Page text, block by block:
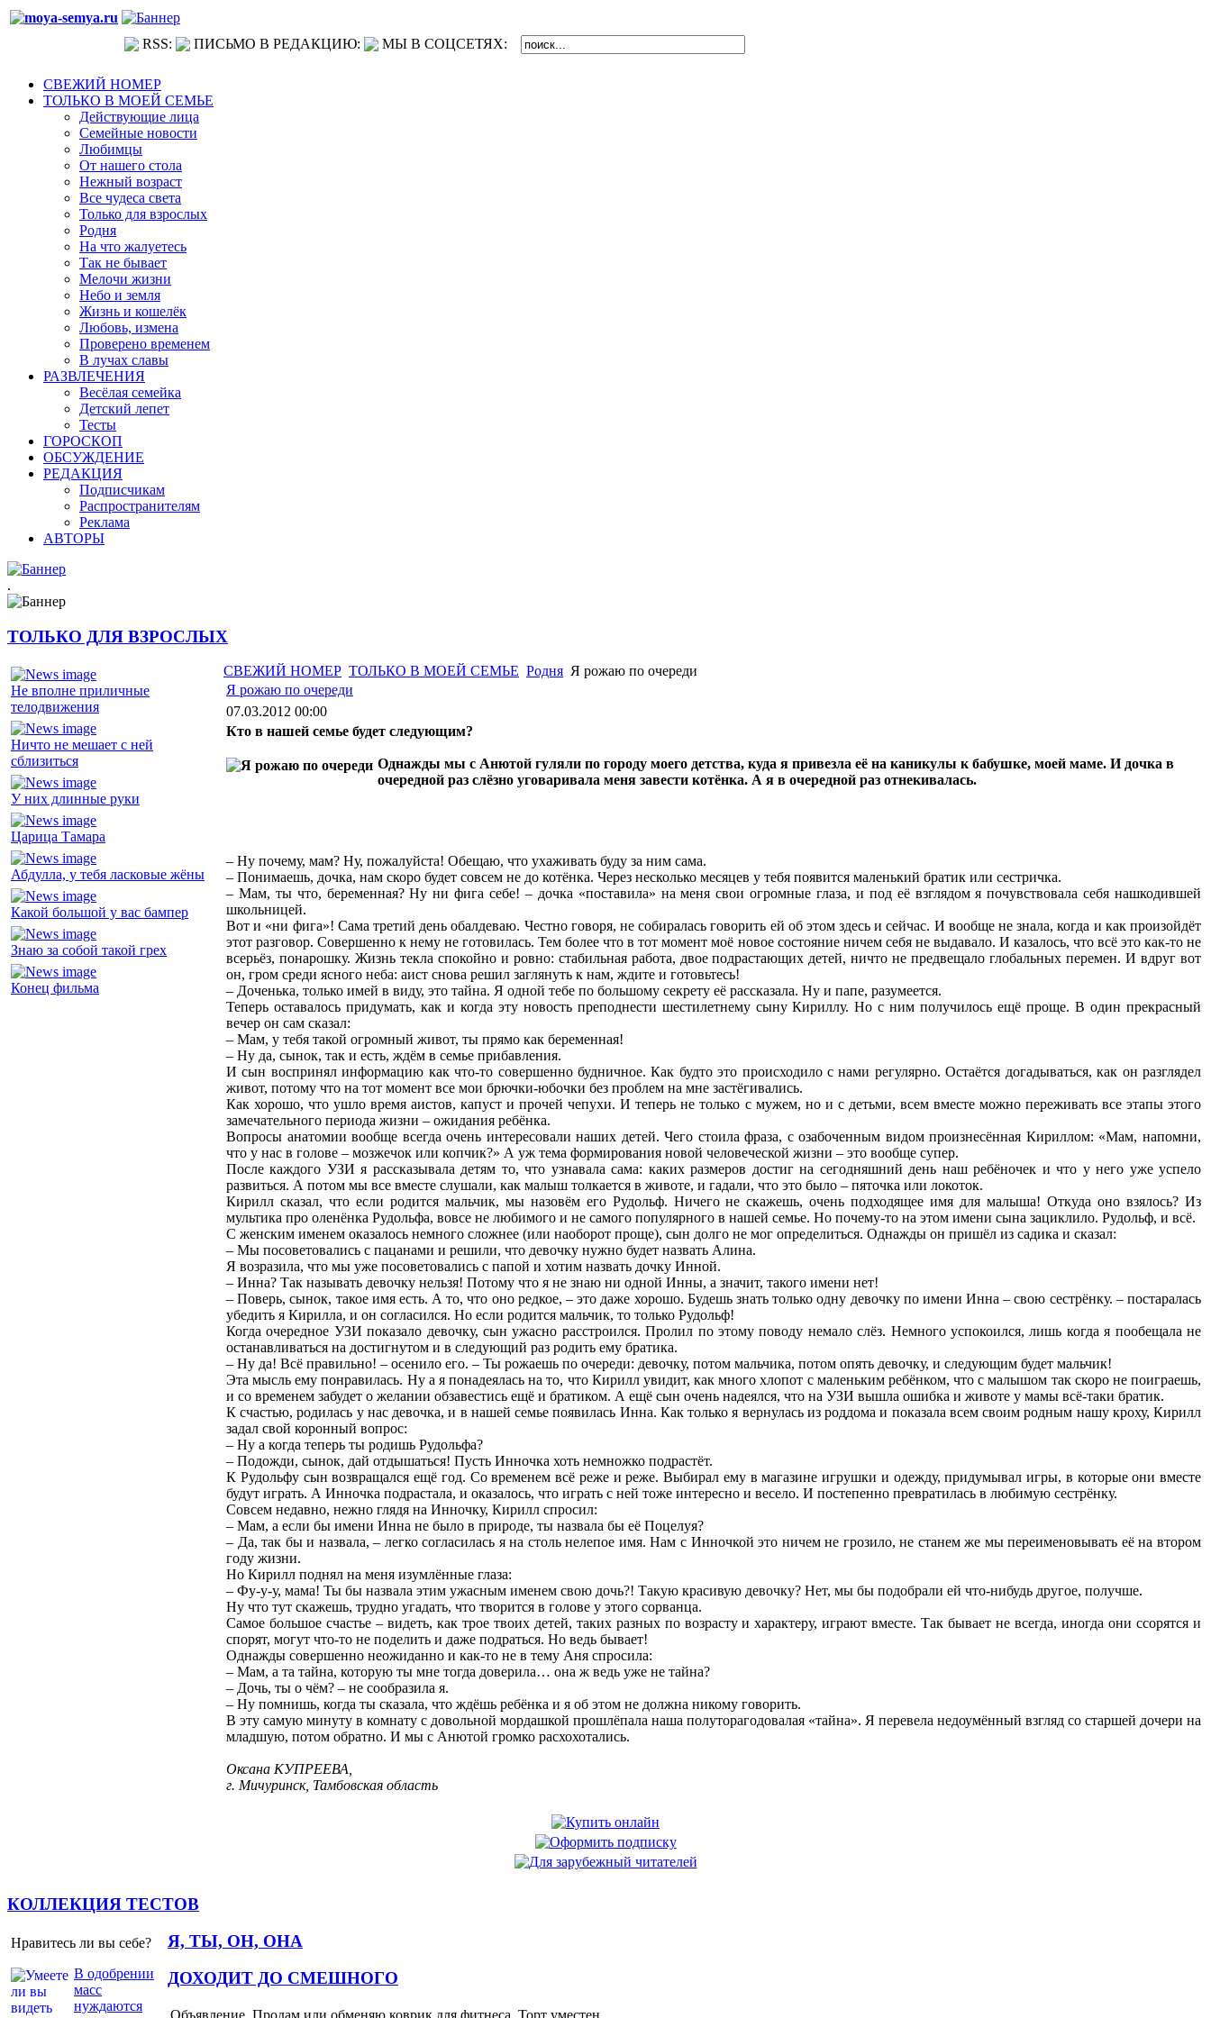
RSS: ПИСЬМО В РЕДАКЦИЮ: МЫ В СОЦСЕТЯХ:
СВЕЖИЙ НОМЕР
ТОЛЬКО В МОЕЙ СЕМЬЕ
Действующие лица
Семейные новости
Любимцы
От нашего стола
Нежный возраст
Все чудеса света
Только для взрослых
Родня
На что жалуетесь
Так не бывает
Мелочи жизни
Небо и земля
Жизнь и кошелёк
Любовь, измена
Проверено временем
В лучах славы
РАЗВЛЕЧЕНИЯ
Весёлая семейка
Детский лепет
Тесты
ГОРОСКОП
ОБСУЖДЕНИЕ
РЕДАКЦИЯ
Подписчикам
Распространителям
Реклама
АВТОРЫ
.
ТОЛЬКО ДЛЯ ВЗРОСЛЫХ
Не вполне приличные
телодвижения
Ничто не мешает с ней
сблизиться
У них длинные руки
Царица Тамара
Абдулла, у тебя ласковые жёны
Какой большой у вас бампер
Знаю за собой такой грех
Конец фильма
СВЕЖИЙ НОМЕР ТОЛЬКО В МОЕЙ СЕМЬЕ Родня Я рожаю по очереди
Я рожаю по очереди
07.03.2012 00:00
Кто в нашей семье будет следующим?
Однажды мы с Анютой гуляли по городу моего детства, куда я привезла её на каникулы к бабушке, моей маме. И дочка в
очередной раз слёзно уговаривала меня завести котёнка. А я в очередной раз отнекивалась.
– Ну почему, мам? Ну, пожалуйста! Обещаю, что ухаживать буду за ним сама.
– Понимаешь, дочка, нам скоро будет совсем не до котёнка. Через несколько месяцев у тебя появится маленький братик или сестричка.
– Мам, ты что, беременная? Ну ни фига себе! – дочка «поставила» на меня свои огромные глаза, и под её взглядом я почувствовала себя нашкодившей
школьницей.
Вот и «ни фига»! Сама третий день обалдеваю. Честно говоря, не собиралась говорить ей об этом здесь и сейчас. И вообще не знала, когда и как произойдёт
этот разговор. Совершенно к нему не готовилась. Тем более что в тот момент моё новое состояние ничем себя не выдавало. И казалось, что всё это как-то не
всерьёз, понарошку. Жизнь текла спокойно и ровно: стабильная работа, двое подрастающих детей, ничто не предвещало глобальных перемен. И вдруг вот
он, гром среди ясного неба: аист снова решил заглянуть к нам, ждите и готовьтесь!
– Доченька, только имей в виду, это тайна. Я одной тебе по большому секрету её рассказала. Ну и папе, разумеется.
Теперь оставалось придумать, как и когда эту новость преподнести шестилетнему сыну Кириллу. Но с ним получилось ещё проще. В один прекрасный
вечер он сам сказал:
– Мам, у тебя такой огромный живот, ты прямо как беременная!
– Ну да, сынок, так и есть, ждём в семье прибавления.
И сын воспринял информацию как что-то совершенно будничное. Как будто это происходило с нами регулярно. Остаётся догадываться, как он разглядел
живот, потому что на тот момент все мои брючки-юбочки без проблем на мне застёгивались.
Как хорошо, что ушло время аистов, капуст и прочей чепухи. И теперь не только с мужем, но и с детьми, всем вместе можно переживать все этапы этого
замечательного периода жизни – ожидания ребёнка.
Вопросы анатомии вообще всегда очень интересовали наших детей. Чего стоила фраза, с озабоченным видом произнесённая Кириллом: «Мам, напомни,
что у нас в голове – мозжечок или копчик?» А уж тема формирования новой человеческой жизни – это вообще супер.
После каждого УЗИ я рассказывала детям то, что узнавала сама: каких размеров достиг на сегодняшний день наш ребёночек и что у него уже успело
развиться. А потом мы все вместе слушали, как малыш толкается в животе, и гадали, что это было – пяточка или локоток.
Кирилл сказал, что если родится мальчик, мы назовём его Рудольф. Ничего не скажешь, очень подходящее имя для малыша! Откуда оно взялось? Из
мультика про оленёнка Рудольфа, вовсе не любимого и не самого популярного в нашей семье. Но почему-то на этом имени сына зациклило. Рудольф, и всё.
С женским именем оказалось немного сложнее (или наоборот проще), сын долго не мог определиться. Однажды он пришёл из садика и сказал:
– Мы посоветовались с пацанами и решили, что девочку нужно будет назвать Алина.
Я возразила, что мы уже посоветовались с папой и хотим назвать дочку Инной.
– Инна? Так называть девочку нельзя! Потому что я не знаю ни одной Инны, а значит, такого имени нет!
– Поверь, сынок, такое имя есть. А то, что оно редкое, – это даже хорошо. Будешь знать только одну девочку по имени Инна – свою сестрёнку. – постаралась
убедить я Кирилла, и он согласился. Но если родится мальчик, то только Рудольф!
Когда очередное УЗИ показало девочку, сын ужасно расстроился. Пролил по этому поводу немало слёз. Немного успокоился, лишь когда я пообещала не
останавливаться на достигнутом и в следующий раз родить ему братика.
– Ну да! Всё правильно! – осенило его. – Ты рожаешь по очереди: девочку, потом мальчика, потом опять девочку, и следующим будет мальчик!
Эта мысль ему понравилась. Ну а я понадеялась на то, что Кирилл увидит, как много хлопот с маленьким ребёнком, что с малышом так скоро не поиграешь,
и со временем забудет о желании обзавестись ещё и братиком. А ещё сын очень надеялся, что на УЗИ вышла ошибка и животе у мамы всё-таки братик.
К счастью, родилась у нас девочка, и в нашей семье появилась Инна. Как только я вернулась из роддома и показала всем своим родным нашу кроху, Кирилл
задал свой коронный вопрос:
– Ну а когда теперь ты родишь Рудольфа?
– Подожди, сынок, дай отдышаться! Пусть Инночка хоть немножко подрастёт.
К Рудольфу сын возвращался ещё год. Со временем всё реже и реже. Выбирал ему в магазине игрушки и одежду, придумывал игры, в которые они вместе
будут играть. А Инночка подрастала, и оказалось, что играть с ней тоже интересно и весело. И постепенно превратилась в любимую сестрёнку.
Совсем недавно, нежно глядя на Инночку, Кирилл спросил:
– Мам, а если бы имени Инна не было в природе, ты назвала бы её Поцелуя?
– Да, так бы и назвала, – легко согласилась я на столь нелепое имя. Нам с Инночкой это ничем не грозило, не станем же мы переименовывать её на втором
году жизни.
Но Кирилл поднял на меня изумлённые глаза:
– Фу-у-у, мама! Ты бы назвала этим ужасным именем свою дочь?! Такую красивую девочку? Нет, мы бы подобрали ей что-нибудь другое, получше.
Ну что тут скажешь, трудно угадать, что творится в голове у этого сорванца.
Самое большое счастье – видеть, как трое твоих детей, таких разных по возрасту и характеру, играют вместе. Так бывает не всегда, иногда они ссорятся и
спорят, могут что-то не поделить и даже подраться. Но ведь бывает!
Однажды совершенно неожиданно и как-то не в тему Аня спросила:
– Мам, а та тайна, которую ты мне тогда доверила… она ж ведь уже не тайна?
– Дочь, ты о чём? – не сообразила я.
– Ну помнишь, когда ты сказала, что ждёшь ребёнка и я об этом не должна никому говорить.
В эту самую минуту в комнату с довольной мордашкой прошлёпала наша полуторагодовалая «тайна». Я перевела недоумённый взгляд со старшей дочери на
младшую, потом обратно. И мы с Анютой громко расхохотались.
Оксана КУПРЕЕВА,
г. Мичуринск, Тамбовская область
КОЛЛЕКЦИЯ ТЕСТОВ
Нравитесь ли вы себе?
В одобрении
масс
нуждаются
Я, ТЫ, ОН, ОНА
ДОХОДИТ ДО СМЕШНОГО